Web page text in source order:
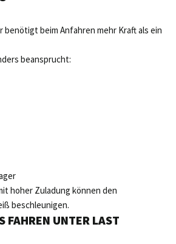
benötigt beim Anfahren mehr Kraft als ein
beansprucht:
hoher Zuladung können den
beschleunigen.
FAHREN UNTER LAST